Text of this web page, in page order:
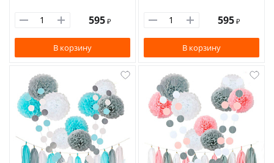
595 ₽
В корзину
595 ₽
В корзину